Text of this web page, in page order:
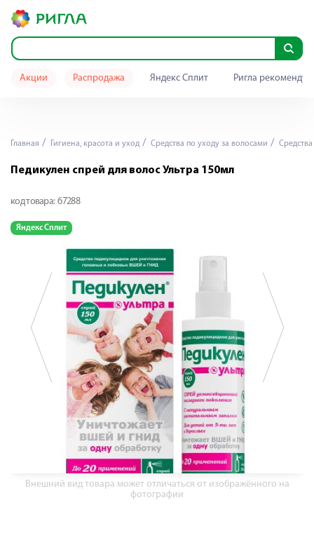
Акции Распродажа Яндекс Сплит Ригла
Главная Гигиена, красота и уход Средства по уходу за волосами
Педикулен спрей для волос Ультра 150мл
код товара: 67288
Яндекс Сплит
Внешний вид товара может отличаться от изображённого на
фотографии